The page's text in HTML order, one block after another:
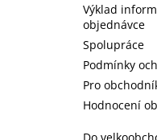
Výklad
objednávce
Spolupráce
Podmínky
Pro
Hodnocení